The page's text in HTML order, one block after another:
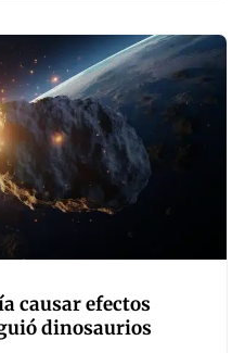
causar efectos
dinosaurios